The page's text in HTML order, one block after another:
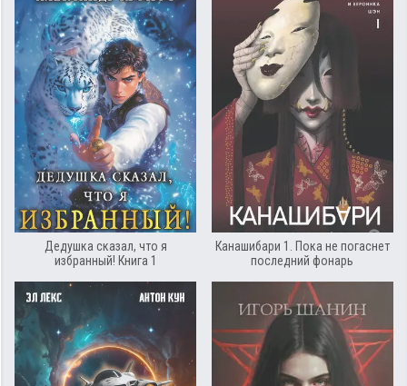
Дедушка сказал, что я
избранный! Книга 1
Канашибари 1. Пока не погаснет
последний фонарь